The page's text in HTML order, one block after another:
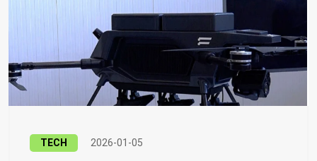
TECH 2026-01-05